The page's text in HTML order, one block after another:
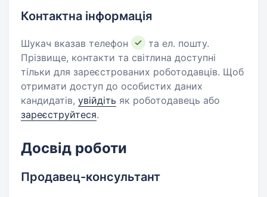
Контактна інформація
Шукач вказав телефон
та ел. пошту.
Прізвище, контакти та світлина доступні
тільки для зареєстрованих роботодавців. Щоб
отримати доступ до особистих даних
кандидатів, увійдіть як роботодавець або
зареєструйтеся.
Досвід роботи
Продавец-консультант